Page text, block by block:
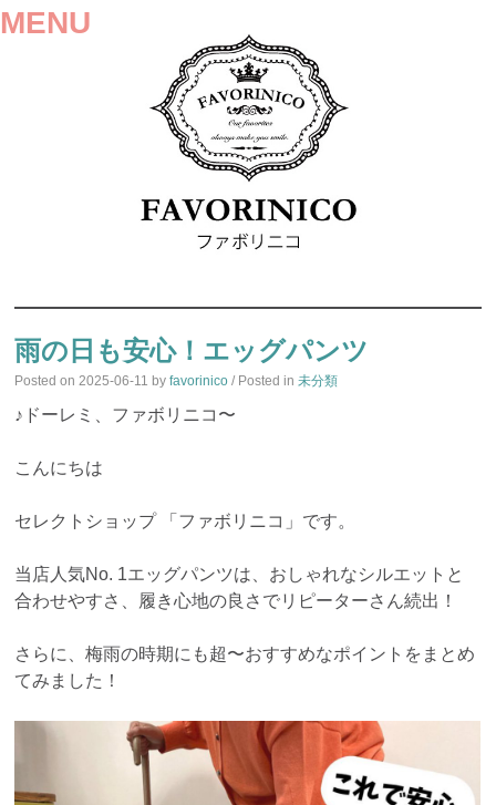
MENU
TO
CONTENT
雨の日も安心！エッグパンツ
Posted on2025-06-11 byfavorinico / Posted in未分類
♪ドーレミ、ファボリニコ〜
こんにちは
セレクトショップ 「ファボリニコ」です。
当店人気No. 1エッグパンツは、おしゃれなシルエットと
合わせやすさ、履き心地の良さでリピーターさん続出！
さらに、梅雨の時期にも超〜おすすめなポイントをまとめ
てみました！